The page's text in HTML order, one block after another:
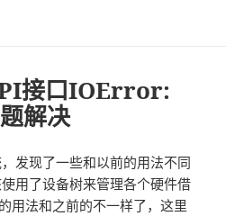
接口IOError:
解决
发现了一些和以前的用法不同
用了设备树来管理各个硬件借
用法和之前的不一样了，这里